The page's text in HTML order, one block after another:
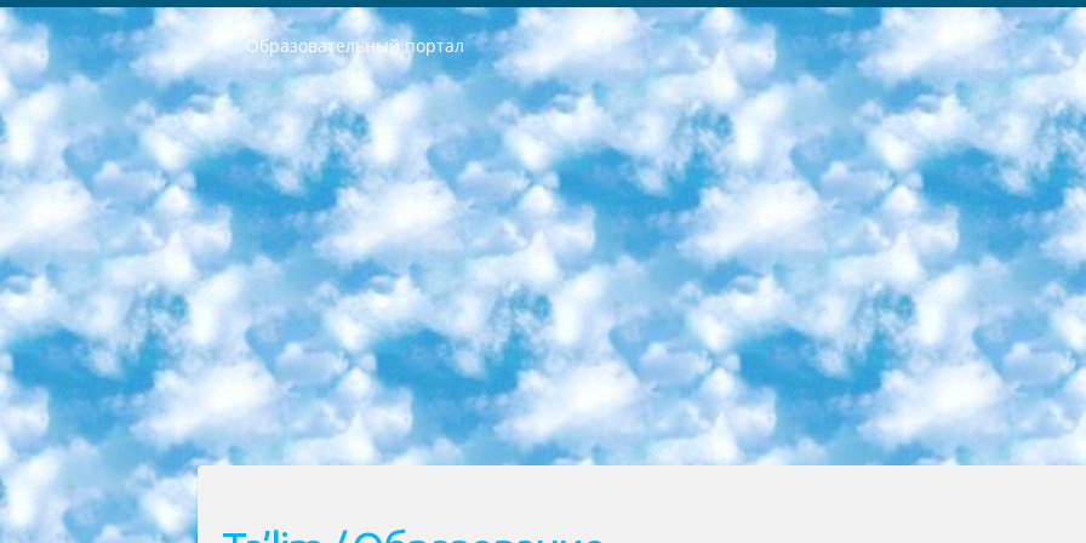
Образовательный портал
РЕСПУБЛИКА УЗБЕКИСТАН МИНИСТРЕРСТВО ДОШКОЛЬНОГО И ШКОЛЬНОГО ОБРАЗОВАНИЯ КОМАНДА в общеобразовательных учреждениях в 2023-2024 учебном году организация и проведение итоговой государственной аттестации обучающихся о Министра дошкольного и школьного образования Республики Узбекистан от 4 марта 2008 года (постановлением Минюста от 20 марта 2008 года № 1778 государственной регистрации) «Итоговое состояние учащихся общего среднего образования на основании положения об утверждении положения об аттестации общего среднего образования выпускной экзамен студентов в образовательных учреждениях в 2023-2024 учебном году В целях организации и прохождения аттестации приказываю: 1. Следующее: перечень предметов, по которым будет проводиться итоговая государственная аттестация и экзамен формы перевода согласно приложению 1; сертификаты международного образца, оценивающие уровень владения иностранными языками перечень согласно приложению 2; 2. Педагогический при специализированных образовательных учреждениях. научно-практический центр квалификации и международной оценки (Д.Давидова) 2024 г. До 25 марта: задания по предметам, по которым будет проводиться итоговая аттестация разработка и утверждение технических условий; итоговая аттестация на основании разработанного предметного задания разработка вопросов по предметам (устно и письменно), экзамен передача; общеобразовательные средние школы и специальные учебные заведения учащиеся выпускных классов школ и интернатов в агентской системе подготовка базы данных экзаменационных материалов и критериев оценки; перевод базы экзаменационных материалов на все языки обучения подать в Республиканский образовательный центр для изготовления; варианты экзаменов на основе разработанных контрольных материалов пусть будут поставлены задачи формирования. 3. Республиканский образовательный центр (Ш.Худайкулов) до 5 апреля 2024 года. до: база данных предоставленных экзаменационных материалов на все языки обучения перевод и экспертиза; для слепых, слабовидящих, глухих, слабослышащих и умственно отсталых детей учащиеся выпускных классов специализированных школ и школ-интернатов база данных экзаменационных материалов на всех преподаваемых языках подготовка критериев оценки; специализированные школы для умственно отсталых детей и технологии для учащихся выпускных классов школ-интернатов разработка соответствующих рекомендаций и критериев проведения ЕГЭ по естествознанию давать задания. 4. Педагогический при специализированных образовательных учреждениях. Научно-практический центр навыков и международной оценки (Д.Давидова), Республика образовательный центр (Худайкулов Ш.) итоговый государственный аттестационный экзамен ориентирован на творческое и логическое мышление при подготовке базы материалов учитывать введение заданий. 5. Следует отметить, что: сертификат государственного образца о знании общеобразовательного предмета и как минимум национальный уровень B1 по предметам на иностранных языках, указанным в Приложении 2. или международно признанный сертификат эквивалентного уровня студенты, изучающие определенный предмет, освобождаются от экзамена; по соответствующим предметам запланирована итоговая государственная аттестация за день до дня, путем жеребьевки Рабочей группой (в письменной форме по предметам, проводимым в форме) из числа сформированных вариантов выбрано 2 варианта; 2 выбранных варианта экзамена анонсированы на официальном сайте министерства и все выпускники по всей стране на основе этих вариантов проводит итоговую государственную аттестацию. 6. Государственное образование учащихся средних общеобразовательных учреждений. знания в соответствии с квалификационными требованиями, которые необходимо приобрести на основании стандартов итоговый (выпускной) контроль для 9 и 11 классов в целях тестирования Экзамены (далее – экзамены) состоят из предметов, перечисленных в приложении 1. будет сделано. 7. Экзамены пройдут с 26 мая по 15 июня 2024 г. (кроме науки физического воспитания). 8. Физическая для учащихся 9 классов общесредних образовательных учреждений. Экзамены по предмету «Образование, квалификация медицина» 1-6 мая 2024 года. сотрудники перевести под присмотр (с отклонениями в физическом или умственном развитии) специализированная школа для детей, школы-интернаты и со сколиозом школы-интернаты санаторного типа для больных детей исключены). 9. Он был слепым, слабовидящим и имел нарушения опорно-двигательного аппарата. экзамены в специализированных школах и интернатах для детей должны проводиться исходя из требований, предъявляемых к общеобразовательным учреждениям (физкультура кроме науки). 10. Специализированная школа для глухих и слабослышащих детей. и экзамены в интернатах и быть реализован в виде письменного теста по математике. 11. Специальность для умственно отсталых детей. Для 9 класса Родной язык и литературное письмо Государственный язык (язык обучения – узбекский). для неклассов) написано Математическое письмо Письменная/устная история Узбекистана Физическое воспитание практично Итоговый контроль Для 11 класса Написание родного языка и литературы (эссе) Математическое письмо Узбекский язык (обучение на узбекском языке) не посещающее общее среднее образование для учреждений)/Образовательное учреждение выбор письменный и устный Иностранный язык письменный/устный Письменная/устная история Узбекистана *По выбору студента:  Химия  Физика  Основы государственного права  География 10 бесплатных образовательных ресурсов - Мы составили подборку онлайн-проектов с интерактивными упражнениями, видеолекциями и статьями. Они помогут вам обрести новые и освежить старые знания бесплатно. 1. «ИНТУИТ» Старейшая образовательная площадка Рунета. Здесь вы найдёте сотни текстовых и видеокурсов на десятки различных тем — от программирования до психологии. Многие курсы подготовлены российскими университетами и крупными международными компаниями вроде Intel и Microsoft. Самостоятельное обучение бесплатное, но желающие могут оплатить услуги персональных наставников. 2. «Смартия» знакомит с актуальными профессиями и подсказывает, как им обучаться. Выбрав заинтересовавшую вас специальность — SMM-специалист, фотограф, веб-дизайнер или другую, — увидите список необходимых для неё умений. Чтобы вы могли освоить их самостоятельно, для каждого умения площадка отображает подборку ссылок на учебные материалы. Хотя «Смартия» ориентируется на русскоязычную аудиторию, часть контента всё же доступна только на английском. 3. «Лекторий Физтеха» Проект Московского физико-технического института (Физтеха). С его помощью вы можете смотреть онлайн серии лекций, записанные на видео в этом вузе. В числе доступных предметов — физика, биология, химия, информационные технологии и другие. К некоторым лекциям администрация ресурса прилагает готовые конспекты, которые можно скачивать в PDF-формате. 4. ITMOcourses Онлайн-площадка Санкт-Петербургского национального исследовательского университета информационных технологий, механики и оптики (ИТМО). Ресурс предоставляет свободный доступ к курсам, разработанным в этом вузе. Каталог материалов разбит на четыре категории: «Оптические системы и технологии», «Приборостроение и робототехника», «Информационные технологии» и «Биотехнологии». Курсы состоят